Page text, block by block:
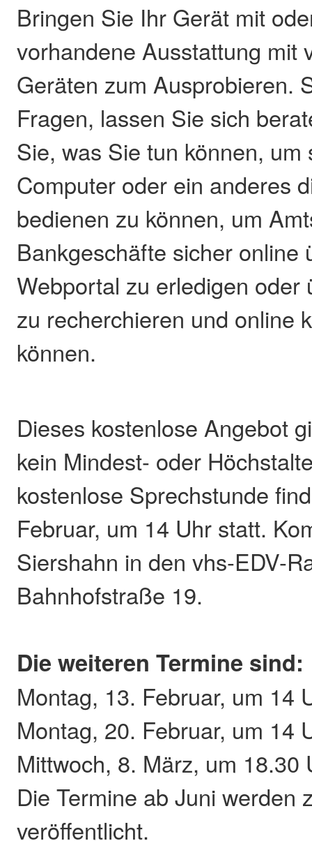
Bringen Sie Ihr Gerät mit
vorhandene Ausstattung mit
Geräten zum Ausprobieren.
Fragen, lassen Sie sich
Sie, was Sie tun können, um
Computer oder ein anderes
bedienen zu können, um
Bankgeschäfte sicher online
Webportal zu erledigen oder
zu recherchieren und online
können.
Dieses kostenlose Angebot
kein Mindest- oder
kostenlose Sprechstunde
Februar, um 14 Uhr statt.
Siershahn in den vhs-EDV-
Bahnhofstraße 19.
Die weiteren Termine sind:
Montag, 13. Februar, um 14
Montag, 20. Februar, um 14
Mittwoch, 8. März, um 18.30
Die Termine ab Juni werden
veröffentlicht.